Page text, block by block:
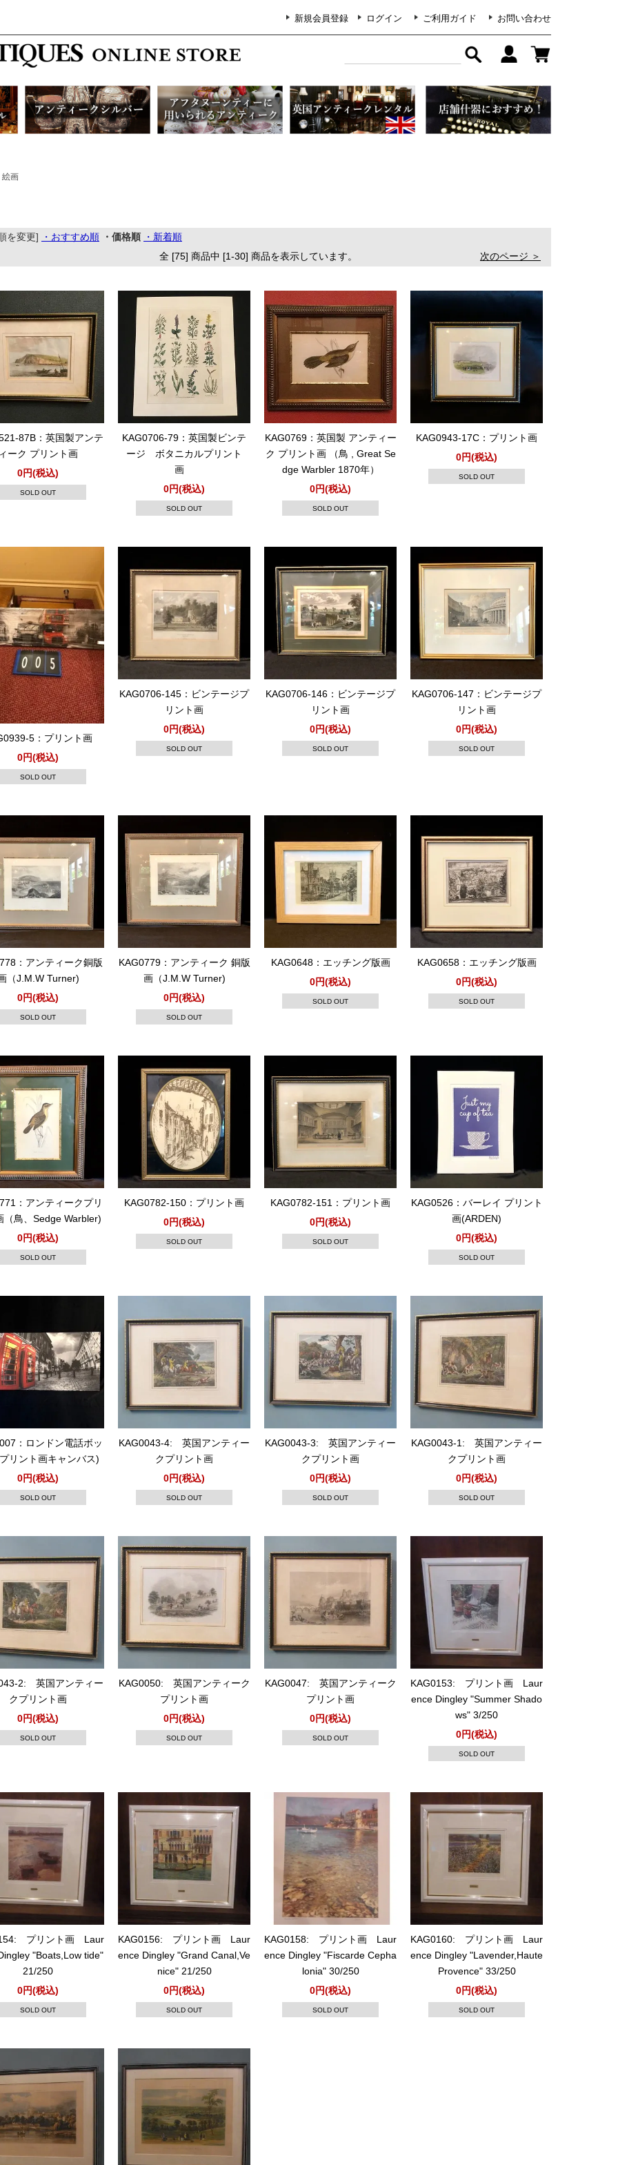
新規会員登録 ログイン ご利用ガイド お問い合わせ
絵画
を変更] ・おすすめ順 ・価格順
・新着順
全 [75] 商品中 [1-30] 商品を表示しています。
次のページ ＞
87B：英国製アンテ
ーク プリント画
0円(税込)
SOLD OUT
KAG0706-79：英国製ビンテ
ージ ボタニカルプリント
画
0円(税込)
SOLD OUT
KAG0769：英国製 アンティー
ク プリント画 （鳥 , Great Se
dge Warbler 1870年）
0円(税込)
SOLD OUT
KAG0943-17C：プリント画
0円(税込)
SOLD OUT
5：プリント画
0円(税込)
SOLD OUT
KAG0706-145：ビンテージプ
リント画
0円(税込)
SOLD OUT
KAG0706-146：ビンテージプ
リント画
0円(税込)
SOLD OUT
KAG0706-147：ビンテージプ
リント画
0円(税込)
SOLD OUT
：アンティーク銅版
（J.M.W Turner)
0円(税込)
SOLD OUT
KAG0779：アンティーク 銅版
画（J.M.W Turner)
0円(税込)
SOLD OUT
KAG0648：エッチング版画
0円(税込)
SOLD OUT
KAG0658：エッチング版画
0円(税込)
SOLD OUT
：アンティークプリ
（鳥、Sedge Warbler)
0円(税込)
SOLD OUT
KAG0782-150：プリント画
0円(税込)
SOLD OUT
KAG0782-151：プリント画
0円(税込)
SOLD OUT
KAG0526：バーレイ プリント
画(ARDEN)
0円(税込)
SOLD OUT
：ロンドン電話ボッ
リント画キャンバス)
0円(税込)
SOLD OUT
KAG0043-4: 英国アンティー
クプリント画
0円(税込)
SOLD OUT
KAG0043-3: 英国アンティー
クプリント画
0円(税込)
SOLD OUT
KAG0043-1: 英国アンティー
クプリント画
0円(税込)
SOLD OUT
2: 英国アンティー
クプリント画
0円(税込)
SOLD OUT
KAG0050: 英国アンティーク
プリント画
0円(税込)
SOLD OUT
KAG0047: 英国アンティーク
プリント画
0円(税込)
SOLD OUT
KAG0153: プリント画 Laur
ence Dingley "Summer Shado
ws" 3/250
0円(税込)
SOLD OUT
プリント画 Laur
"Boats,Low tide"
21/250
0円(税込)
SOLD OUT
KAG0156: プリント画 Laur
ence Dingley "Grand Canal,Ve
nice" 21/250
0円(税込)
SOLD OUT
KAG0158: プリント画 Laur
ence Dingley "Fiscarde Cepha
lonia" 30/250
0円(税込)
SOLD OUT
KAG0160: プリント画 Laur
ence Dingley "Lavender,Haute
Provence" 33/250
0円(税込)
SOLD OUT